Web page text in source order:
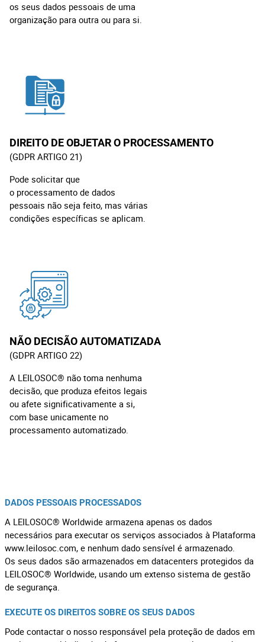
os seus dados pessoais de uma
organização para outra ou para si.
DIREITO DE OBJETAR O PROCESSAMENTO
(GDPR ARTIGO 21)
Pode solicitar que
o processamento de dados
pessoais não seja feito, mas várias
condições específicas se aplicam.
NÃO DECISÃO AUTOMATIZADA
(GDPR ARTIGO 22)
A LEILOSOC® não toma nenhuma
decisão, que produza efeitos legais
ou afete significativamente a si,
com base unicamente no
processamento automatizado.
DADOS PESSOAIS PROCESSADOS
A LEILOSOC® Worldwide armazena apenas os dados
necessários para executar os serviços associados à Plataforma
www.leilosoc.com, e nenhum dado sensível é armazenado.
Os seus dados são armazenados em datacenters protegidos da
LEILOSOC® Worldwide, usando um extenso sistema de gestão
de segurança.
EXECUTE OS DIREITOS SOBRE OS SEUS DADOS
Pode contactar o nosso responsável pela proteção de dados em